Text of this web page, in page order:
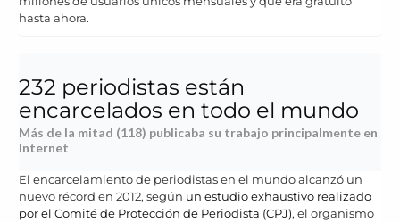
hasta ahora.
232 periodistas están
encarcelados en todo el mundo
Más de la mitad (118) publicaba su trabajo principalmente en
Internet
El encarcelamiento de periodistas en el mundo alcanzó un
nuevo récord en 2012, según un estudio exhaustivo realizado
por el Comité de Protección de Periodista (CPJ), el organismo